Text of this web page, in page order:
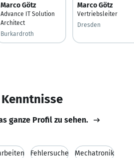
Marco Götz
Advance IT Solution
Architect
Burkardroth
Marco Götz
Vertriebsleiter
Dresden
ganze Profil zu sehen.
Fehlersuche Mechatronik